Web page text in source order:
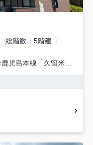
総階数
5階建
鹿児島本線 「久留米」駅 徒